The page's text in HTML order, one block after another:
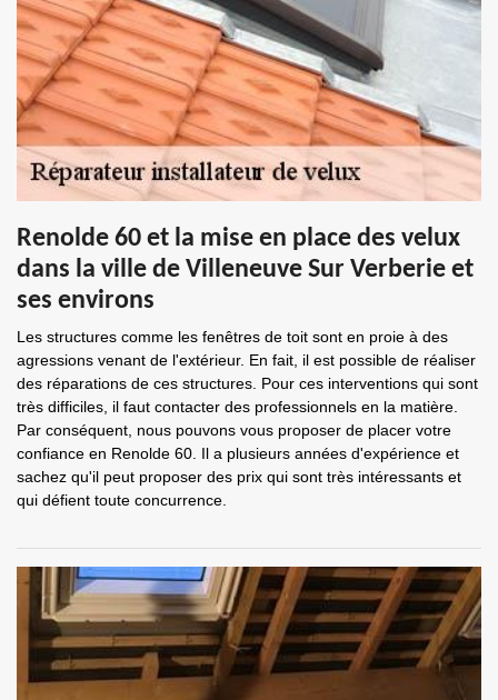
Renolde 60 et la mise en place des velux
dans la ville de Villeneuve Sur Verberie et
ses environs
Les structures comme les fenêtres de toit sont en proie à des
agressions venant de l'extérieur. En fait, il est possible de réaliser
des réparations de ces structures. Pour ces interventions qui sont
très difficiles, il faut contacter des professionnels en la matière.
Par conséquent, nous pouvons vous proposer de placer votre
confiance en Renolde 60. Il a plusieurs années d'expérience et
sachez qu'il peut proposer des prix qui sont très intéressants et
qui défient toute concurrence.